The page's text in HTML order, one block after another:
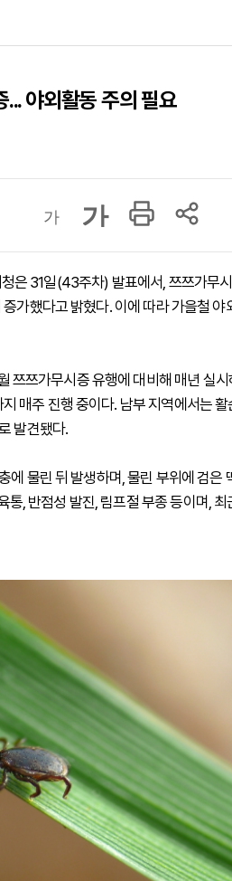
야외활동 주의 필요
가 가
은 31일(43주차) 발표에서, 쯔쯔가무
가했다고 밝혔다. 이에 따라 가을철 야
쯔쯔가무시증 유행에 대비해 매년 실시
매주 진행 중이다. 남부 지역에서는
발견됐다.
에 물린 뒤 발생하며, 물린 부위에 검은
통, 반점성 발진, 림프절 부종 등이며,